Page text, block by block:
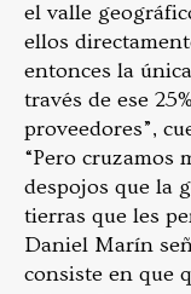
el valle
ellos
entonces la
través de ese
proveedores”,
“Pero cruzamos
despojos que la
tierras que les
Daniel Marín
consiste en que